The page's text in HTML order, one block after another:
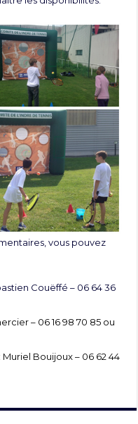
vous pouvez
Couëffé – 06 64 36
– 06 16 98 70 85 ou
Bouijoux – 06 62 44